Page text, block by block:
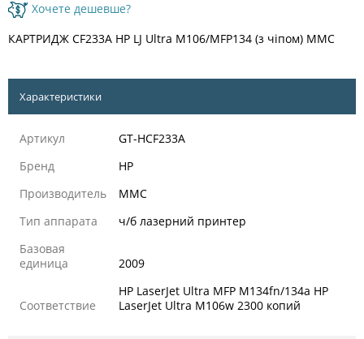
Хочете дешевше?
КАРТРИДЖ CF233A HP LJ Ultra M106/MFP134 (з чіпом) MMC
Характеристики
Артикул
GT-HCF233A
Бренд
HP
Производитель
MMC
Тип аппарата
ч/б лазерний принтер
Базовая
единица
2009
Соответствие
HP LaserJet Ultra MFP M134fn/134a HP
LaserJet Ultra M106w 2300 копий